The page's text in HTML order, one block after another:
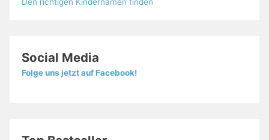
Social Media
Folge uns jetzt auf Facebook!